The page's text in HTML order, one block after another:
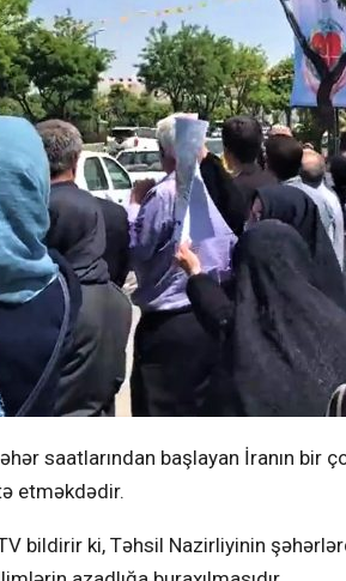
saatlarından başlayan İranın bir
etməkdədir.
bildirir ki, Təhsil Nazirliyinin